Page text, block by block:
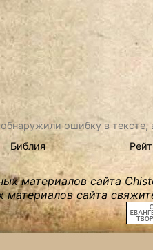
ошибку в
Библия
материалов сайта
материалов сайта